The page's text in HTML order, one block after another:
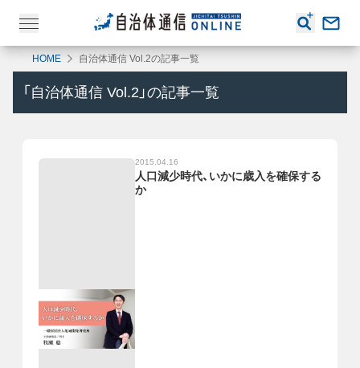
HOME 自治体通信 Vol.2の記事一覧
「 自治体通信 Vol.2 」の記事一覧
2015.04.16
人口減少時代、いかに歳入を確保する
か